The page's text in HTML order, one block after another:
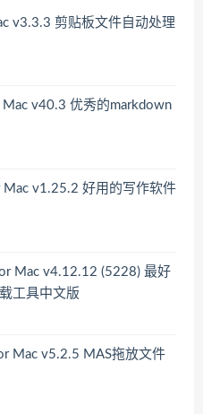
v3.3.3 剪贴板文件自动处理
v40.3 优秀的markdown
Mac v1.25.2 好用的写作软件
Mac v4.12.12 (5228) 最好
工具中文版
Mac v5.2.5 MAS拖放文件